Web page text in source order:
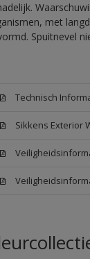
met
Spuitnevel
Technisch
Sikkens Exterior